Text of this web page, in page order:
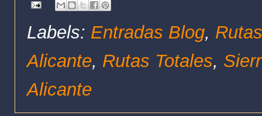
Labels: Entradas Blog,
Alicante, Rutas Totales,
Alicante